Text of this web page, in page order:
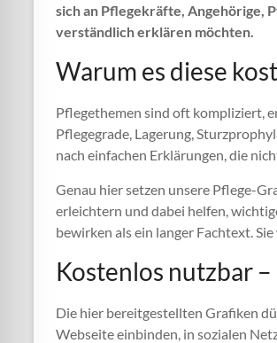
sich an Pflegekräfte, Angehörige,
verständlich erklären möchten.
Warum es diese
Pflegethemen sind oft kompliziert,
Pflegegrade, Lagerung,
nach einfachen Erklärungen, die
Genau hier setzen unsere Pflege-
erleichtern und dabei helfen,
bewirken als ein langer Fachtext.
Kostenlos nutzbar
Die hier bereitgestellten Grafiken
Webseite einbinden, in sozialen